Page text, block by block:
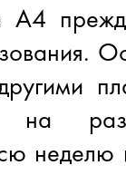
А4
на
неделю